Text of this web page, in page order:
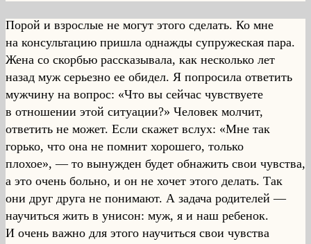
Порой и взрослые не могут этого сделать. Ко мне
на консультацию пришла однажды супружеская пара.
Жена со скорбью рассказывала, как несколько лет
назад муж серьезно ее обидел. Я попросила ответить
мужчину на вопрос: «Что вы сейчас чувствуете
в отношении этой ситуации?» Человек молчит,
ответить не может. Если скажет вслух: «Мне так
горько, что она не помнит хорошего, только
плохое», — то вынужден будет обнажить свои чувства,
а это очень больно, и он не хочет этого делать. Так
они друг друга не понимают. А задача родителей —
научиться жить в унисон: муж, я и наш ребенок.
И очень важно для этого научиться свои чувства